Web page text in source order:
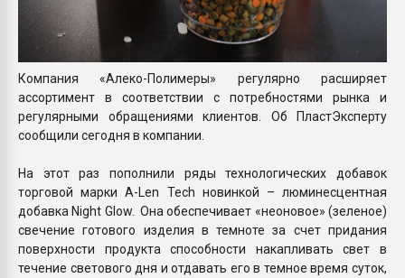
Компания «Алеко-Полимеры» регулярно расширяет
ассортимент в соответствии с потребностями рынка и
регулярными обращениями клиентов. Об ПластЭксперту
сообщили сегодня в компании.
На этот раз пополнили ряды технологических добавок
торговой марки A-Len Tech новинкой – люминесцентная
добавка Night Glow. Она обеспечивает «неоновое» (зеленое)
свечение готового изделия в темноте за счет придания
поверхности продукта способности накапливать свет в
течение светового дня и отдавать его в темное время суток,